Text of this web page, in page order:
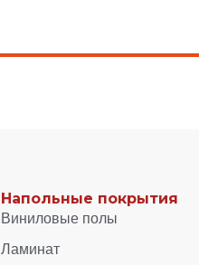
Напольные покрытия
Виниловые полы
Ламинат